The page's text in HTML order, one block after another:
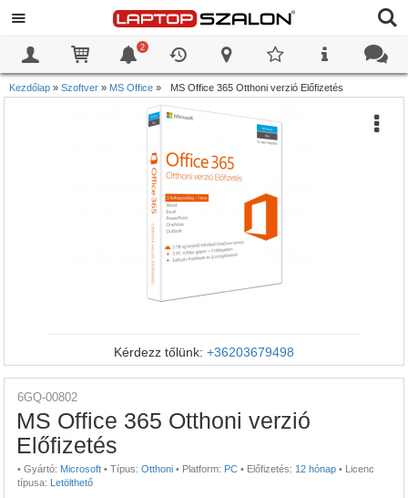
2
Kezdőlap » Szoftver » MS Office » MS Office 365 Otthoni verzió Előfizetés
Kérdezz tőlünk: +36203679498
6GQ-00802
MS Office 365 Otthoni verzió
Előfizetés
• Gyártó: Microsoft • Típus: Otthoni • Platform: PC • Előfizetés: 12 hónap • Licenc
típusa: Letölthető
0
0